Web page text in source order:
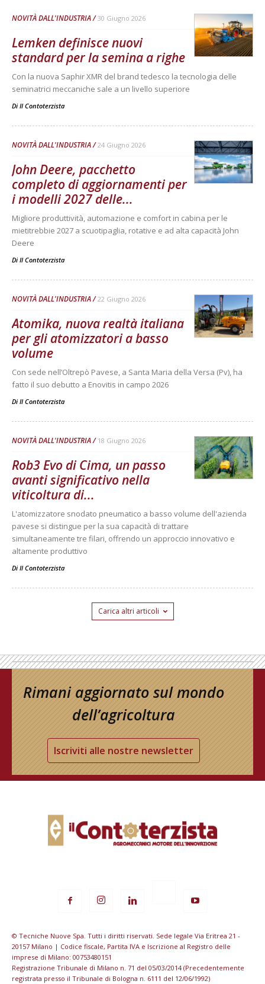
NOVITÀ DALL'INDUSTRIA 30 Giugno 2026
Lemken definisce nuovi
standard per la semina a righe
Con la nuova Saphir XMR del brand tedesco la tecnologia delle
seminatrici meccaniche sale a un livello superiore
Di Il Contoterzista
NOVITÀ DALL'INDUSTRIA 24 Giugno 2026
John Deere, pacchetto
completo di aggiornamenti per
i modelli 2027 delle...
Migliore produttività, automazione e comfort in cabina per le
mietitrebbie 2027 a scuotipaglia, rotative e ad alta capacità John
Deere
Di Il Contoterzista
NOVITÀ DALL'INDUSTRIA 22 Giugno 2026
Atomika, nuova realtà italiana
per gli atomizzatori a basso
volume
Con sede nell’Oltrepò Pavese, a Santa Maria della Versa (Pv), ha
fatto il suo debutto a Enovitis in campo 2026
Di Il Contoterzista
NOVITÀ DALL'INDUSTRIA 18 Giugno 2026
Rob3 Evo di Cima, un passo
avanti significativo nella
viticoltura di...
L'atomizzatore snodato pneumatico a basso volume dell'azienda
pavese si distingue per la sua capacità di trattare
simultaneamente tre filari, offrendo un approccio innovativo e
altamente produttivo
Di Il Contoterzista
Carica altri articoli
Rimani aggiornato sul mondo
dell’agricoltura
Iscriviti alle nostre newsletter
© Tecniche Nuove Spa. Tutti i diritti riservati. Sede legale Via Eritrea 21 -
20157 Milano | Codice fiscale, Partita IVA e Iscrizione al Registro delle
imprese di Milano: 00753480151
Registrazione Tribunale di Milano n. 71 del 05/03/2014 (Precedentemente
registrata presso il Tribunale di Bologna n. 6111 del 12/06/1992)